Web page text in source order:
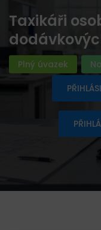
Taxikáři
Plný úvazek